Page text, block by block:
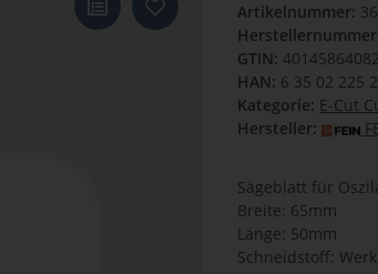
Artikelnummer:
GTIN:
HAN: 6 35 02 225
Kategorie: E-Cut
Hersteller:
Sägeblatt für
Breite: 65mm
Länge: 50mm
Schneidstoff: